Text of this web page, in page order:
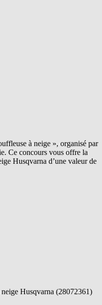
à neige », organisé par
Ce concours vous offre la
Husqvarna d’une valeur de
Husqvarna (28072361)